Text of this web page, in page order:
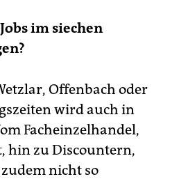
im siechen
Offenbach oder
wird auch in
Facheinzelhandel,
hin zu Discountern,
nicht so